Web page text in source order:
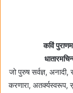
कविं
जो पुरुष सर्वज्ञ, अनादी,
करणारा, अतर्क्यस्वरूप,